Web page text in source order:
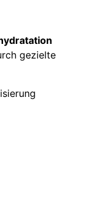
gezielte